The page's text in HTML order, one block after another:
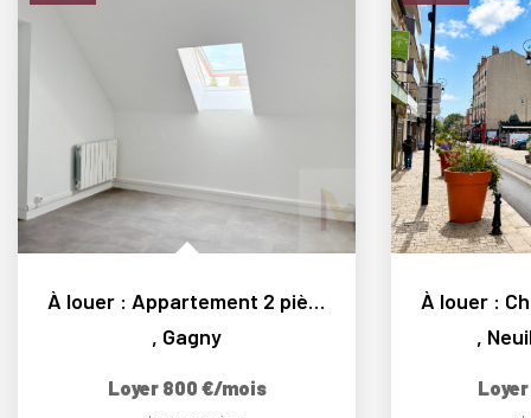
À louer : Appartement 2 pièces refait à neuf à Gagny...
, Gagny
Loyer 800 €/mois
,